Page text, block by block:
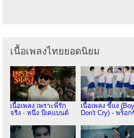
เนื้อเพลงไทยยอดนิยม
เนื้อเพลง เพราะพี่รัก
จริง - หนึ่ง บีเคแบนด์
เนื้อเพลง ขี้แง
Don't Cry) - พร็อก